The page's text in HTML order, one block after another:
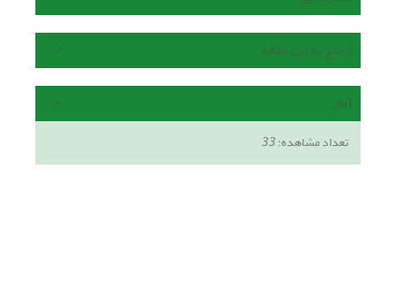
ارجاع به این مقاله
آمار
تعداد مشاهده:33